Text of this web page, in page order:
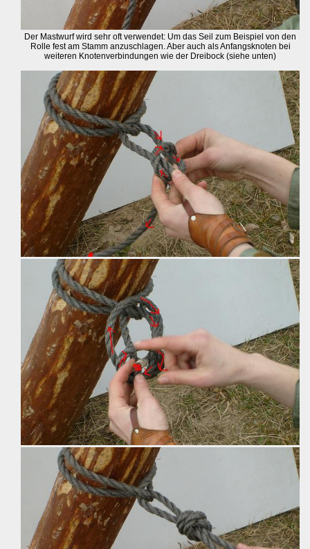
Der Mastwurf wird sehr oft verwendet: Um das Seil zum Beispiel von den
Rolle fest am Stamm anzuschlagen. Aber auch als Anfangsknoten bei
weiteren Knotenverbindungen wie der Dreibock (siehe unten)